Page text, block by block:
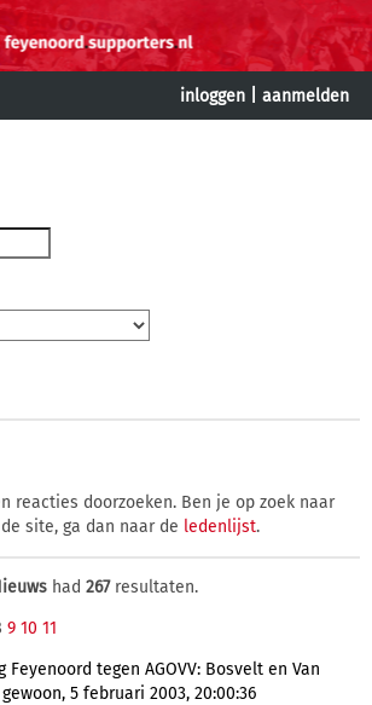
inloggen aanmelden
reacties doorzoeken. Ben je op zoek naar
site, ga dan naar de ledenlijst.
had 267resultaten.
9 10 11
Feyenoord tegen AGOVV: Bosvelt en Van
5 februari 2003, 20:00:36